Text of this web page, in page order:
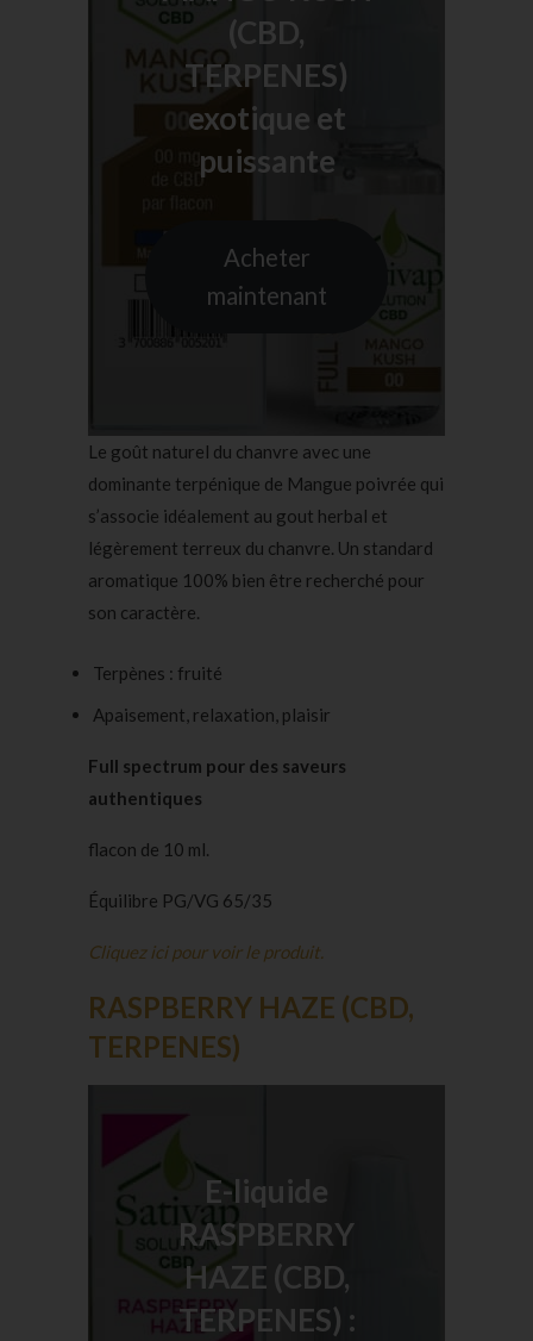
(CBD,
TERPENES)
exotique et
puissante
Acheter
maintenant
Le goût naturel du chanvre avec une
dominante terpénique de Mangue poivrée qui
s’associe idéalement au gout herbal et
légèrement terreux du chanvre. Un standard
aromatique 100% bien être recherché pour
son caractère.
Terpènes : fruité
Apaisement, relaxation, plaisir
Full spectrum pour des saveurs
authentiques
flacon de 10 ml.
Équilibre PG/VG 65/35
Cliquez ici pour voir le produit.
RASPBERRY HAZE (CBD,
TERPENES)
E-liquide
RASPBERRY
HAZE (CBD,
TERPENES) :